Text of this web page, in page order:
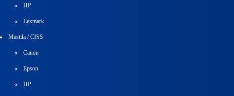
HP
Lexmark
Mastila / CISS
Canon
Epson
HP